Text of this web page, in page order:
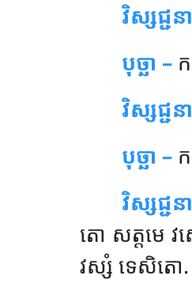
វិស្សជ្ជន
បុច្ឆា –
វិស្សជ្ជន
បុច្ឆា –
វិស្សជ្ជន
តោ សត្តមេ វ
វស្សំ ទេសិតោ.